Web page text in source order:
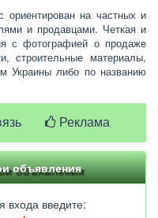
на частных и
и продавцами. Четкая и
с фотографией о продаже
строительные материалы,
Украины либо по названию
Реклама
объявления
входа введите: